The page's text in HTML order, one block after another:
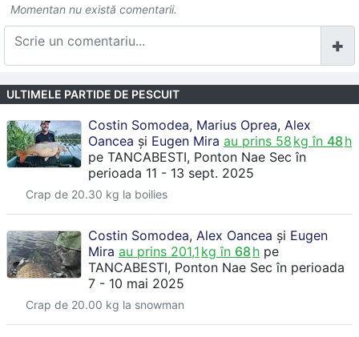
Momentan nu există comentarii.
ULTIMELE PARTIDE DE PESCUIT
Costin Somodea, Marius Oprea, Alex
Oancea și Eugen Mira au prins 58 kg în 48 h
pe TANCABESTI, Ponton Nae Secîn
perioada 11 - 13 sept. 2025
Crap de 20.30 kg la boilies
Costin Somodea, Alex Oancea și Eugen
Mira au prins 201,1 kg în 68 h pe
TANCABESTI, Ponton Nae Secîn perioada
7 - 10 mai 2025
Crap de 20.00 kg la snowman